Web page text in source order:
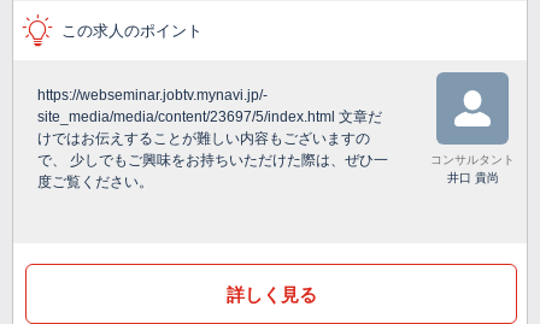
この求人のポイント
https://webseminar.jobtv.mynavi.jp/-
site_media/media/content/23697/5/index.html 文章だ
けではお伝えすることが難しい内容もございますの
で、 少しでもご興味をお持ちいただけた際は、ぜひ一
度ご覧ください。
コンサルタント
井口 貴尚
詳しく見る